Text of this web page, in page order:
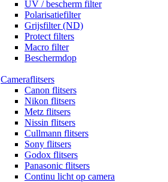
UV / bescherm filter
Polarisatiefilter
Grijsfilter (ND)
Protect filters
Macro filter
Beschermdop
Cameraflitsers
Canon flitsers
Nikon flitsers
Metz flitsers
Nissin flitsers
Cullmann flitsers
Sony flitsers
Godox flitsers
Panasonic flitsers
Continu licht op camera